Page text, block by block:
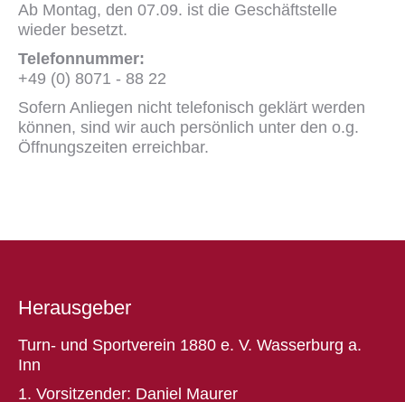
Ab Montag, den 07.09. ist die Geschäftstelle
wieder besetzt.
Telefonnummer:
+49 (0) 8071 - 88 22
Sofern Anliegen nicht telefonisch geklärt werden
können, sind wir auch persönlich unter den o.g.
Öffnungszeiten erreichbar.
Herausgeber
Turn- und Sportverein 1880 e. V. Wasserburg a.
Inn
1. Vorsitzender: Daniel Maurer